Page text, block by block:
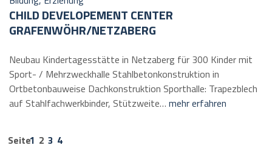
CHILD DEVELOPEMENT CENTER
GRAFENWÖHR/NETZABERG
Neubau Kindertagesstätte in Netzaberg für 300 Kinder mit
Sport- / Mehrzweckhalle Stahlbetonkonstruktion in
Ortbetonbauweise Dachkonstruktion Sporthalle: Trapezblech
auf Stahlfachwerkbinder, Stützweite… mehr erfahren
Seite1 2 3 4